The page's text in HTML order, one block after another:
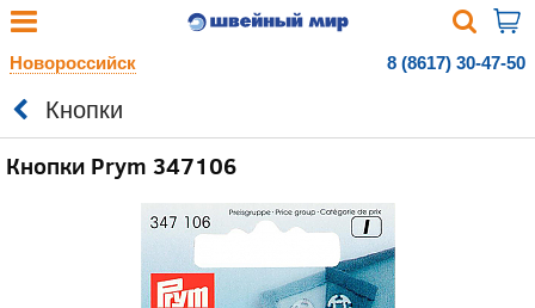
Новороссийск 8 (8617) 30-47-50
Кнопки
Кнопки Prym 347106